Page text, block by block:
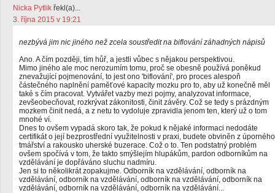
Nicka Pytlik řekl(a)...
3. října 2015 v 19:21
nezbývá jim nic jiného než zcela soustředit na biflování záhadných nápisů
Ano. A čím později, tím hůř, a jestli vůbec s nějakou perspektivou.
Mimo jiného ale moc nerozumím tomu, proč se obesně používá poněkud
znevažující pojmenování, to jest ono 'biflování', pro proces alespoň
částečného naplnění paměťové kapacity mozku pro to, aby už konečně měl
také s čím pracovat. Vytvářet vazby mezi pojmy, analyzovat informace,
zevšeobecňovat, rozkrývat zákonitosti, činit závěry. Což se tedy s prázdným
mozkem činit nedá, a z netu to vydoluje zpravidla jenom ten, který už o tom
mnohé ví.
Dnes to ovšem vypadá skoro tak, že pokud k nějaké informaci nedodáte
certifikát o její bezprostřední využitelnosti v praxi, budete obviněn z úporného
tmářství a rakousko uherské buzerace. Což o to. Ten podstatný problém
ovšem spočívá v tom, že takto smýšlejím hlupákům, pardon odborníkům na
vzdělávání je dopřáváno sluchu nadmíru.
Jen si to několikrát zopakujme. Odborník na vzdělávání, odborník na
vzdělávání, odborník na vzdělávání, odborník na vzdělávání, odborník na
vzdělávání, odborník na vzdělávání, odborník na vzdělávání...